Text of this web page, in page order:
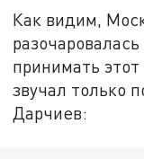
Как видим,
принимать
звучал только
Дарчиев: